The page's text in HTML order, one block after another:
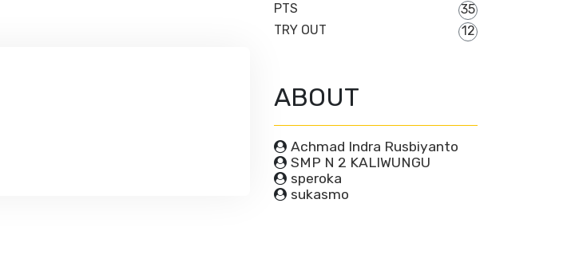
PTS
35
TRY OUT
12
ABOUT
Achmad Indra Rusbiyanto
SMP N 2 KALIWUNGU
speroka
sukasmo